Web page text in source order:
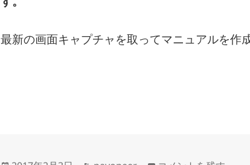
最新の画面キャプチャを取ってマニュアルを作